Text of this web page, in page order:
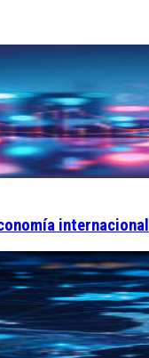
internacional